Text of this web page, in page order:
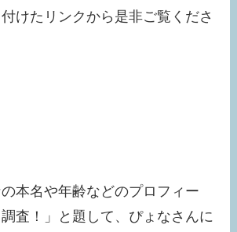
けたリンクから是非ご覧くださ
本名や年齢などのプロフィー
査！」と題して、ぴょなさんに